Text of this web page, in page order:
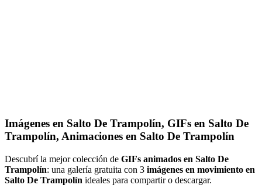
Imágenes en Salto De Trampolín, GIFs en Salto De
Trampolín, Animaciones en Salto De Trampolín
Descubrí la mejor colección de GIFs animados en Salto De
Trampolín: una galería gratuita con 3 imágenes en movimiento en
Salto De Trampolín ideales para compartir o descargar.